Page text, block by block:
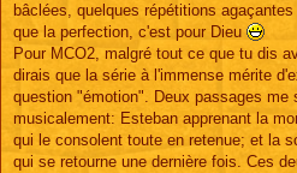
bâclées, quelques répétitions
que la perfection, c'est pour Dieu
Pour MCO2, malgré tout ce que tu dis
dirais que la série à l'immense mérite
question "émotion". Deux passages
musicalement: Esteban apprenant la
qui le consolent toute en retenue; et la
qui se retourne une dernière fois. Ces